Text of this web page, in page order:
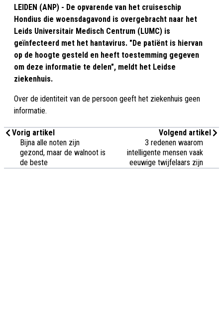
LEIDEN (ANP) - De opvarende van het cruiseschip
Hondius die woensdagavond is overgebracht naar het
Leids Universitair Medisch Centrum (LUMC) is
geïnfecteerd met het hantavirus. "De patiënt is hiervan
op de hoogte gesteld en heeft toestemming gegeven
om deze informatie te delen", meldt het Leidse
ziekenhuis.
Over de identiteit van de persoon geeft het ziekenhuis geen
informatie.
Vorig artikel
Bijna alle noten zijn
gezond, maar de walnoot is
de beste
Volgend artikel
3 redenen waarom
intelligente mensen vaak
eeuwige twijfelaars zijn